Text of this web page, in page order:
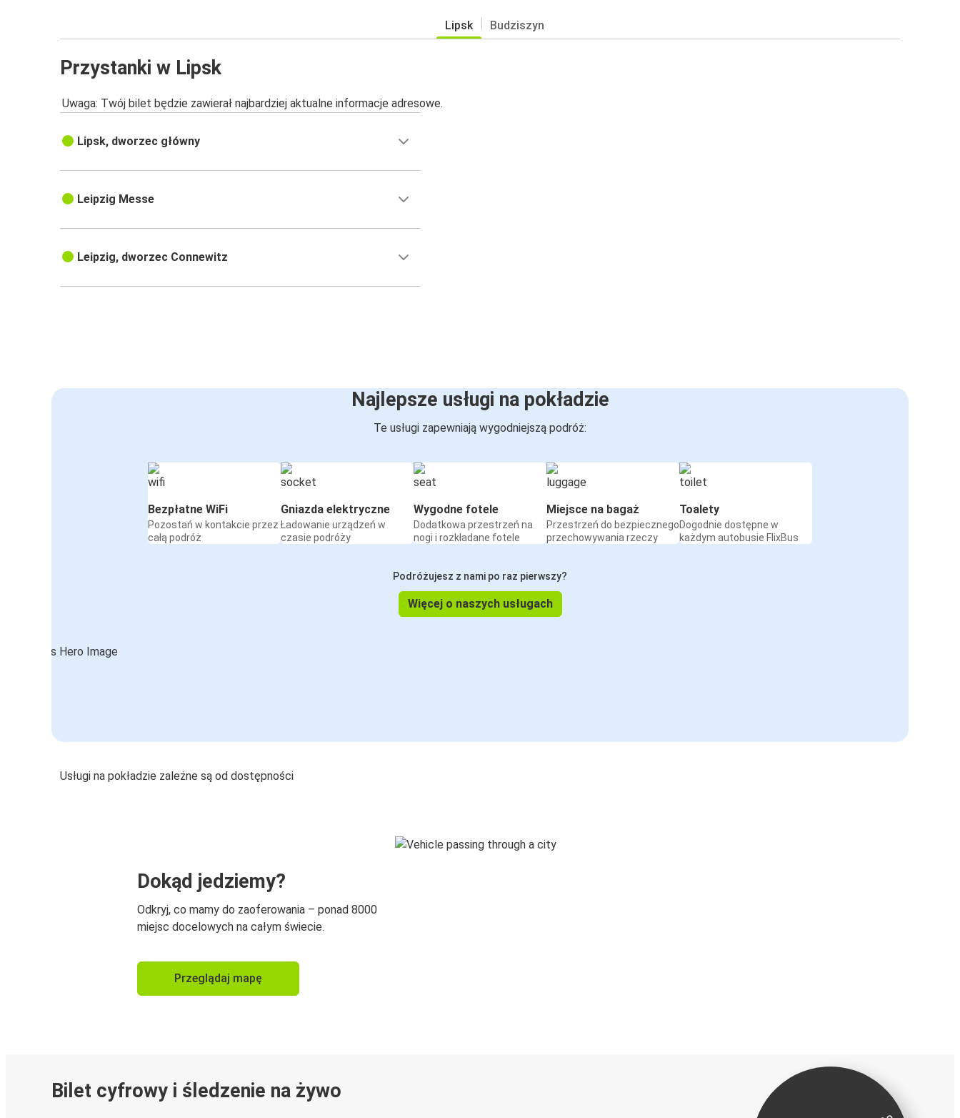
Lipsk Budziszyn
Przystanki w Lipsk
Uwaga: Twój bilet będzie zawierał najbardziej aktualne informacje adresowe.
Lipsk, dworzec główny
Leipzig Messe
Leipzig, dworzec Connewitz
Najlepsze usługi na pokładzie
Te usługi zapewniają wygodniejszą podróż:
Bezpłatne WiFi
Pozostań w kontakcie przez
całą podróż
Gniazda elektryczne
Ładowanie urządzeń w
czasie podróży
Wygodne fotele
Dodatkowa przestrzeń na
nogi i rozkładane fotele
Miejsce na bagaż
Przestrzeń do bezpiecznego
przechowywania rzeczy
Toalety
Dogodnie dostępne w
każdym autobusie FlixBus
Podróżujesz z nami po raz pierwszy?
Więcej o naszych usługach
Usługi na pokładzie zależne są od dostępności
Dokąd jedziemy?
Odkryj, co mamy do zaoferowania – ponad 8000
miejsc docelowych na całym świecie.
Przeglądaj mapę
Bilet cyfrowy i śledzenie na żywo